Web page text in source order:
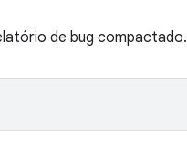
de bug compactado.